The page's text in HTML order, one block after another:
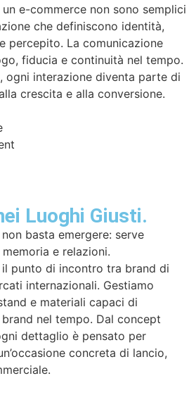
e-commerce non sono semplici
che definiscono identità,
percepito. La comunicazione
fiducia e continuità nel tempo.
ogni interazione diventa parte di
crescita e alla conversione.
Luoghi Giusti.
basta emergere: serve
e relazioni.
punto di incontro tra brand di
internazionali. Gestiamo
e materiali capaci di
nel tempo. Dal concept
dettaglio è pensato per
concreta di lancio,